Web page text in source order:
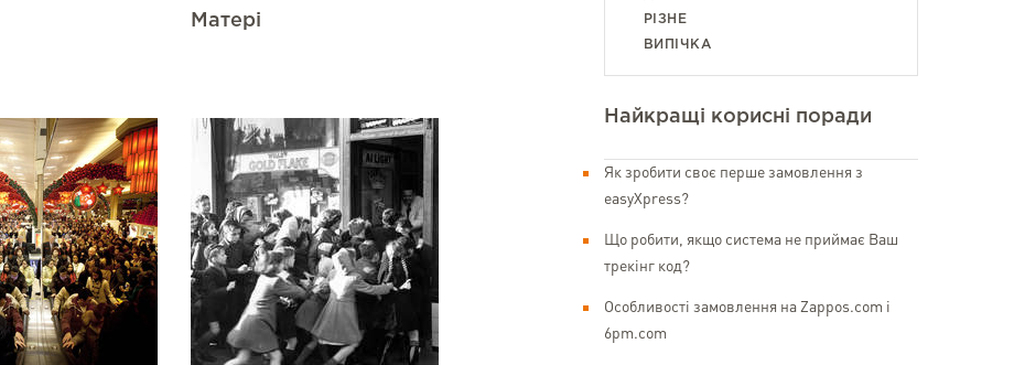
Матері
РІЗНЕ
ВИПІЧКА
Найкращі корисні поради
Як зробити своє перше замовлення з
easyXpress?
Що робити, якщо система не приймає Ваш
трекінг код?
Особливості замовлення на Zappos.com і
6pm.com